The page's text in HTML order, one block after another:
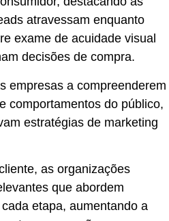
atravessam enquanto
exame de acuidade visual
decisões de compra.
empresas a compreenderem
comportamentos do público,
estratégias de marketing
as organizações
que abordem
etapa, aumentando a